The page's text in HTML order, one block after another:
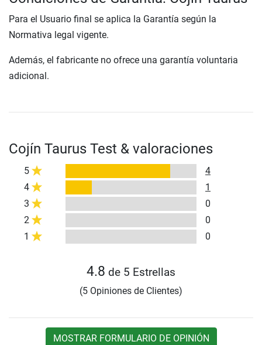
Para el Usuario final se aplica la Garantía según la
Normativa legal vigente.
Además, el fabricante no ofrece una garantía voluntaria
adicional.
Cojín Taurus Test & valoraciones
5
4
4
1
3
0
2
0
1
0
4.8 de 5 Estrellas
(5 Opiniones de Clientes)
MOSTRAR FORMULARIO DE OPINIÓN